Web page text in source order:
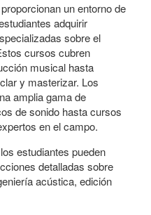
un entorno de
adquirir
sobre el
cursos cubren
musical hasta
y masterizar. Los
amplia gama de
de sonido hasta cursos
en el campo.
estudiantes pueden
detalladas sobre
acústica, edición